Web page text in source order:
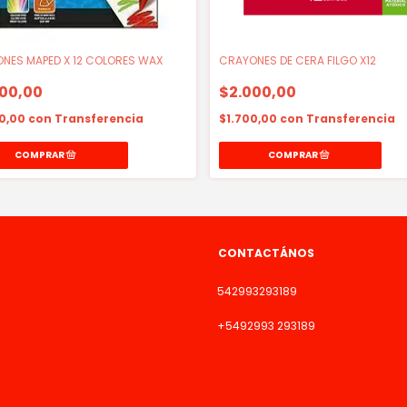
MAPED X 12 COLORES WAX
con Transferencia
CRAYONES DE CERA FILGO X12
$2.000,00
$1.700,00 con Transferencia
CONTACTÁNOS
542993293189
+5492993 293189